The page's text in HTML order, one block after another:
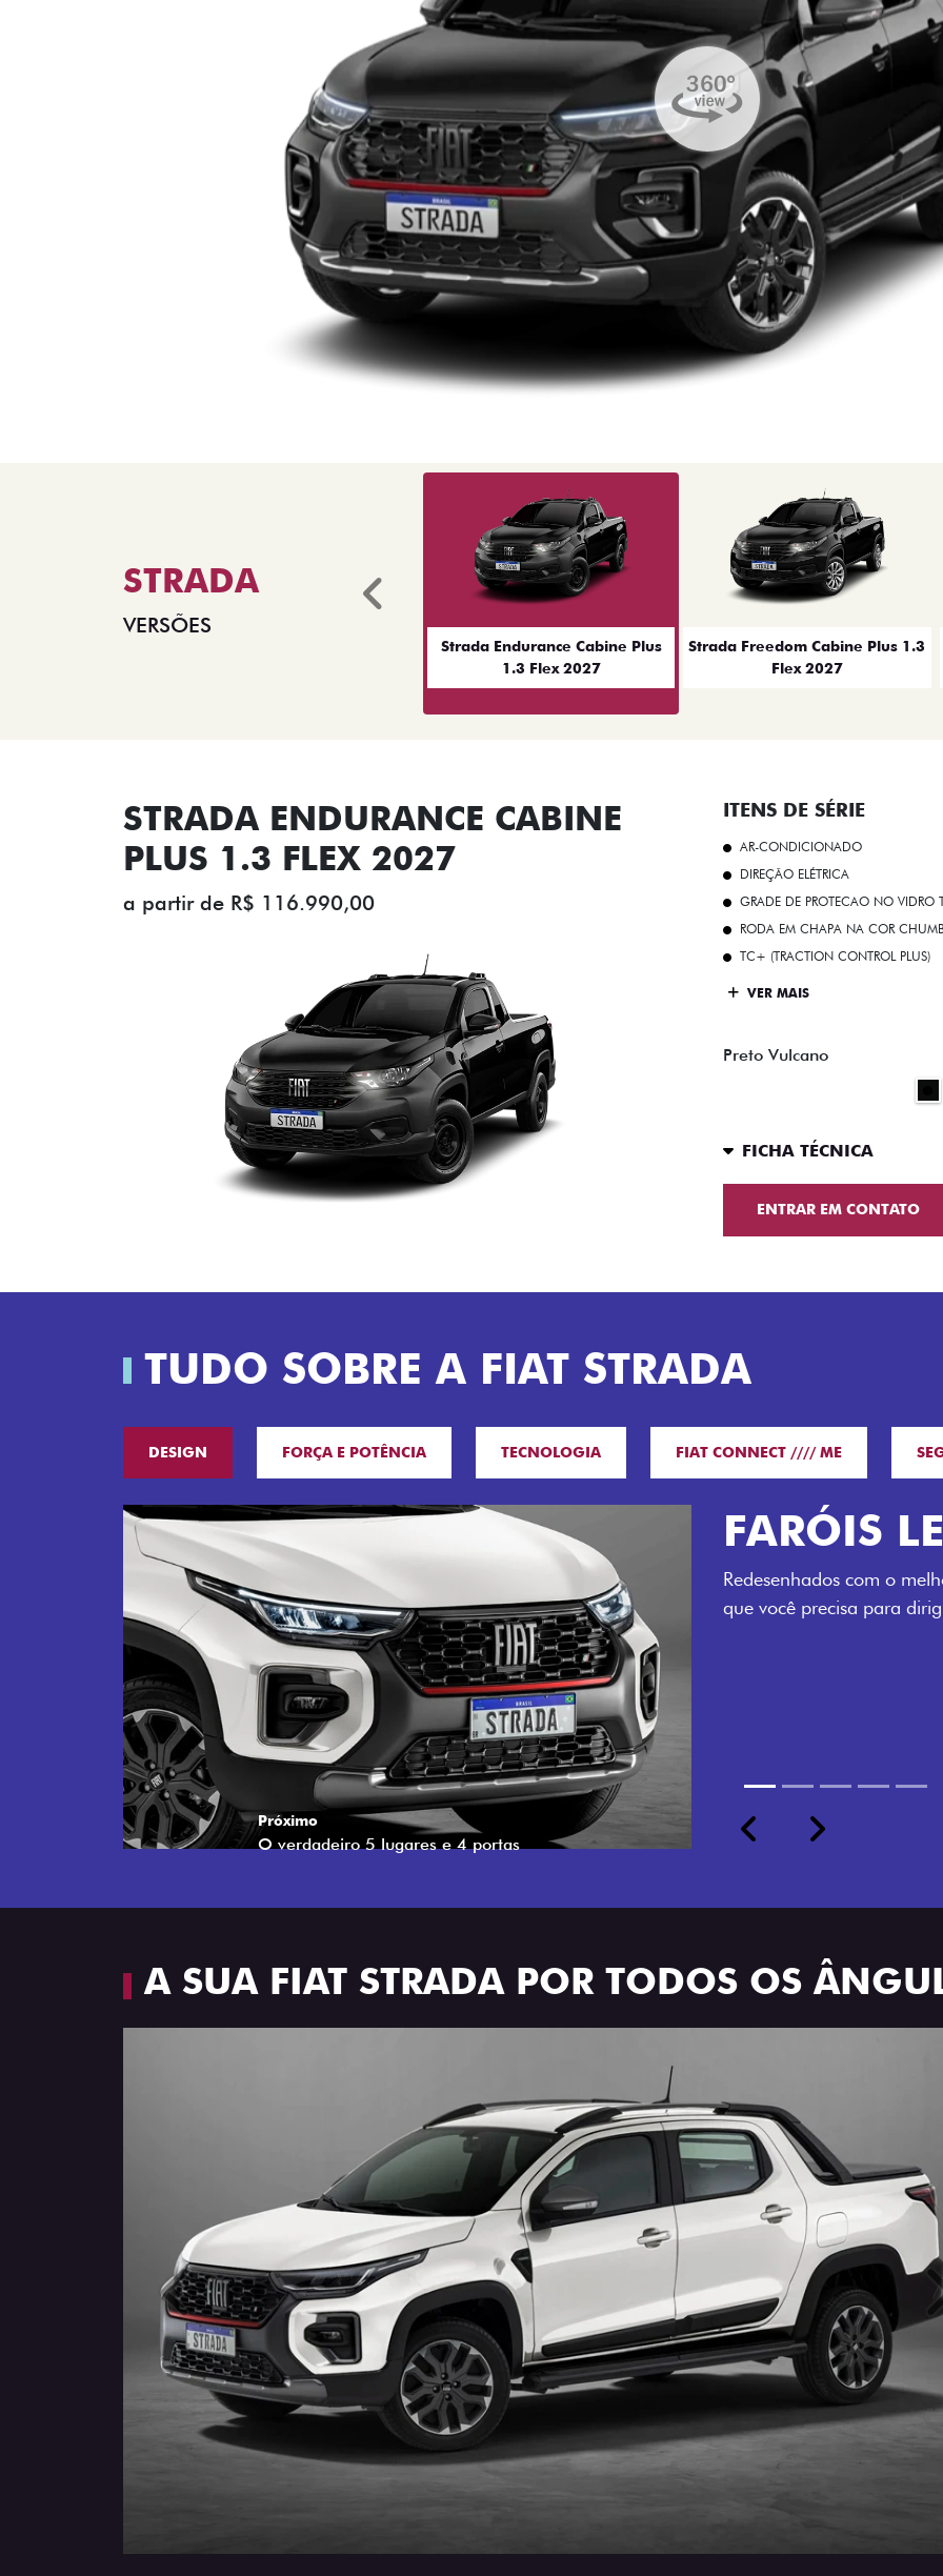
STRADA
VERSÕES
Strada Endurance Cabine Plus
1.3 Flex 2027
Strada Freedom Cabine Plus 1.3
Flex 2027
Anterior
STRADA ENDURANCE CABINE
PLUS 1.3 FLEX 2027
a partir de R$ 116.990,00
ITENS DE SÉRIE
AR-CONDICIONADO
DIREÇÃO ELÉTRICA
GRADE DE PROTECAO NO VIDRO
RODA EM CHAPA NA COR
TC+ (TRACTION CONTROL PLUS)
VER MAIS
Preto Vulcano
FICHA TÉCNICA
ENTRAR EM CONTATO
TUDO SOBRE A FIAT STRADA
DESIGN FORÇA E POTÊNCIA TECNOLOGIA FIAT CONNECT //// ME
O
LUGARES
Próximo
Espaço e conforto
PreviousNext
A SUA FIAT STRADA POR TODOS OS
Anterior